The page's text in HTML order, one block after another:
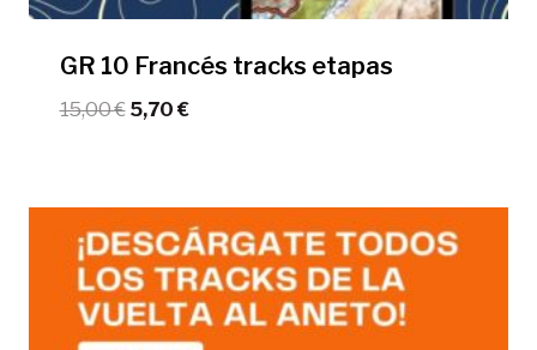
GR 10 Francés tracks etapas
15,00€ El
era:
15,00 €.
5,70 €El
es:
5,70 €.